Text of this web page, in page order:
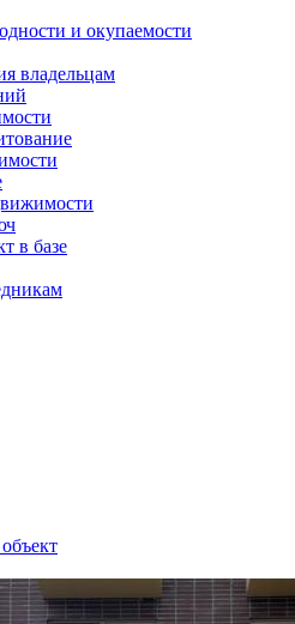
и окупаемости
владельцам
в базе